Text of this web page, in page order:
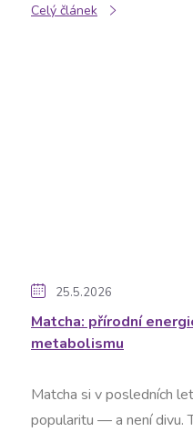
Celý článek
25.5.2026
Matcha: přírodní
metabolismu
Matcha si v posledních
popularitu — a není divu.